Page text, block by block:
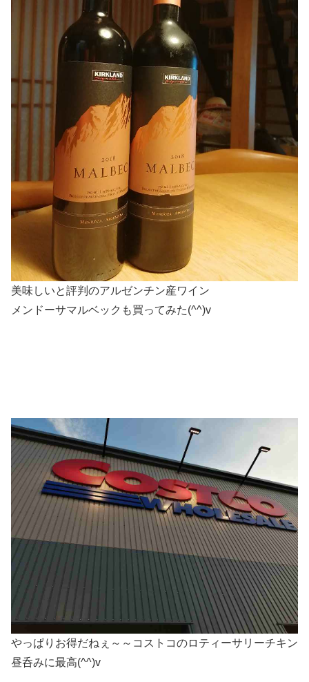
美味しいと評判のアルゼンチン産ワイン
メンドーサマルベックも買ってみた(^^)v
やっぱりお得だねぇ～～コストコのロティーサリーチキン
昼呑みに最高(^^)v